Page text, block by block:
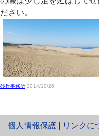
ださい。
砂丘事務所 2014/10/26
個人情報保護
と
リンクに